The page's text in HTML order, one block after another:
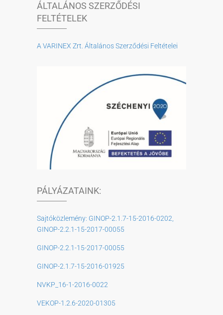
ÁLTALÁNOS SZERZŐDÉSI
FELTÉTELEK
A VARINEX Zrt. Általános Szerződési Feltételei
PÁLYÁZATAINK:
Sajtóközlemény: GINOP-2.1.7-15-2016-0202,
GINOP-2.2.1-15-2017-00055
GINOP-2.2.1-15-2017-00055
GINOP-2.1.7-15-2016-01925
NVKP_16-1-2016-0022
VEKOP-1.2.6-2020-01305